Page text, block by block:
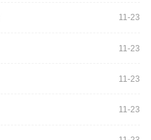
11-23
11-23
11-23
11-23